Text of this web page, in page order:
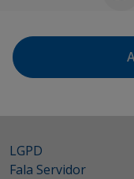
LGPD
Fala Servidor